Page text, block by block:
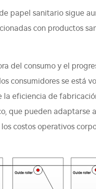
papel sanitario sigue
con productos
del consumo y el
consumidores se está
eficiencia de
que pueden adaptarse
costos operativos